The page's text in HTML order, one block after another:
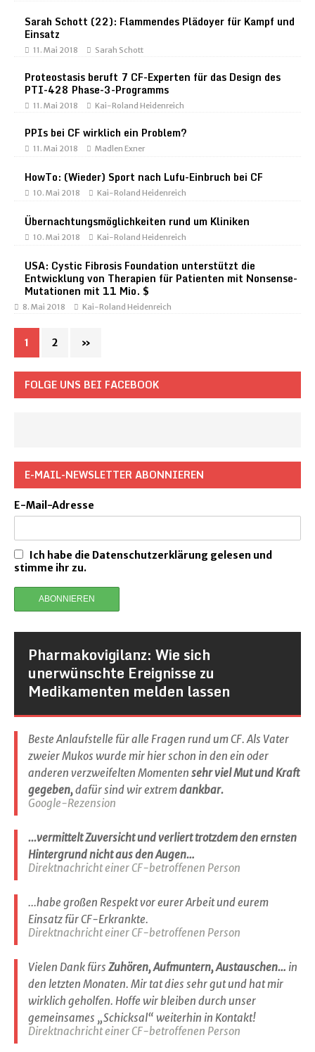
Sarah Schott (22): Flammendes Plädoyer für Kampf und
Einsatz
11. Mai 2018 Sarah Schott
Proteostasis beruft 7 CF-Experten für das Design des
PTI-428 Phase-3-Programms
11. Mai 2018 Kai-Roland Heidenreich
PPIs bei CF wirklich ein Problem?
11. Mai 2018 Madlen Exner
HowTo: (Wieder) Sport nach Lufu-Einbruch bei CF
10. Mai 2018 Kai-Roland Heidenreich
Übernachtungsmöglichkeiten rund um Kliniken
10. Mai 2018 Kai-Roland Heidenreich
USA: Cystic Fibrosis Foundation unterstützt die
Entwicklung von Therapien für Patienten mit Nonsense-
Mutationen mit 11 Mio. $
8. Mai 2018 Kai-Roland Heidenreich
1 2 »
FOLGE UNS BEI FACEBOOK
E-MAIL-NEWSLETTER ABONNIEREN
E-Mail-Adresse
Ich habe die Datenschutzerklärung gelesen und
stimme ihr zu.
Pharmakovigilanz: Wie sich
unerwünschte Ereignisse zu
Medikamenten melden lassen
Beste Anlaufstelle für alle Fragen rund um CF. Als Vater
zweier Mukos wurde mir hier schon in den ein oder
anderen verzweifelten Momenten sehr viel Mut und Kraft
gegeben,dafür sind wir extremdankbar.
Google-Rezension
...vermittelt Zuversicht und verliert trotzdem den ernsten
Hintergrund nicht aus den Augen…
Direktnachricht einer CF-betroffenen Person
...habe großen Respekt vor eurer Arbeit und eurem
Einsatz für CF-Erkrankte.
Direktnachricht einer CF-betroffenen Person
Vielen Dank fürs Zuhören, Aufmuntern, Austauschen… in
den letzten Monaten. Mir tat dies sehr gut und hat mir
wirklich geholfen. Hoffe wir bleiben durch unser
gemeinsames „Schicksal“ weiterhin in Kontakt!
Direktnachricht einer CF-betroffenen Person